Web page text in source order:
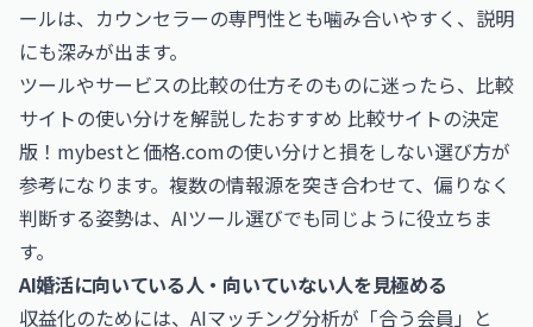
ールは、カウンセラーの専門性とも噛み合いやすく、説明
にも深みが出ます。
ツールやサービスの比較の仕方そのものに迷ったら、比較
サイトの使い分けを解説したおすすめ 比較サイトの決定
版！mybestと価格.comの使い分けと損をしない選び方が
参考になります。複数の情報源を突き合わせて、偏りなく
判断する姿勢は、AIツール選びでも同じように役立ちま
す。
AI婚活に向いている人・向いていない人を見極める
収益化のためには、AIマッチング分析が「合う会員」と